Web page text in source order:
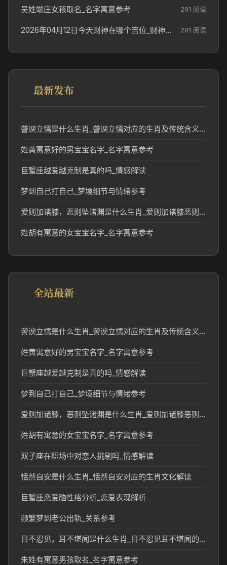
吴姓端庄女孩取名_名字寓意参考 291 阅读
2026年04月12日今天财神在哪个吉位_财神方位参考 281 阅读
最新发布
詟谀立懦是什么生肖_詟谀立懦对应的生肖及传统含义解读
姓黄寓意好的男宝宝名字_名字寓意参考
巨蟹座越爱越克制是真的吗_情感解读
梦到自己打自己_梦境细节与情绪参考
爱则加诸膝，恶则坠诸渊是什么生肖_爱则加诸膝恶则坠诸渊对应生肖解读
姓胡有寓意的女宝宝名字_名字寓意参考
全站最新
詟谀立懦是什么生肖_詟谀立懦对应的生肖及传统含义解读
姓黄寓意好的男宝宝名字_名字寓意参考
巨蟹座越爱越克制是真的吗_情感解读
梦到自己打自己_梦境细节与情绪参考
爱则加诸膝，恶则坠诸渊是什么生肖_爱则加诸膝恶则坠诸渊对应生肖解读
姓胡有寓意的女宝宝名字_名字寓意参考
双子座在职场中对恋人挑剔吗_情感解读
恬然自安是什么生肖_恬然自安对应的生肖文化解读
巨蟹座恋爱脑性格分析_恋爱表现解析
频繁梦到老公出轨_关系参考
目不忍见，耳不堪闻是什么生肖_目不忍见耳不堪闻的生肖象征及民俗解读
朱姓有寓意男孩取名_名字寓意参考